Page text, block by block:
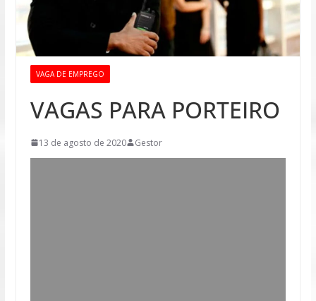
VAGA DE EMPREGO
VAGAS PARA PORTEIRO
13 de agosto de 2020 Gestor